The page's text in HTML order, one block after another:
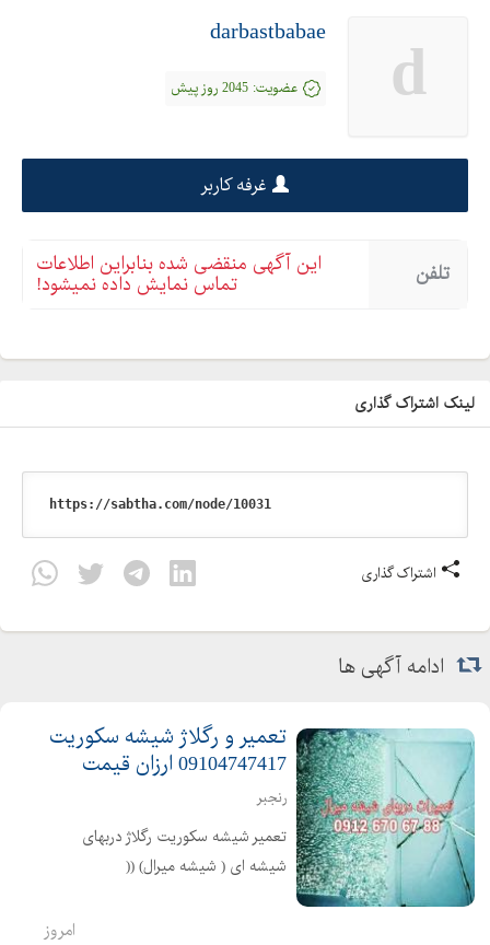
d
darbastbabae
عضویت: 2045 روز پیش
غرفه کاربر
تلفن این آگهی منقضی شده بنابراین اطلاعات
تماس نمایش داده نمیشود!
لینک اشتراک گذاری
اشتراک گذاری
ادامه آگهی ها
تعمیر و رگلاژ شیشه سکوریت
09104747417 ارزان قیمت
رنجبر
تعمیر شیشه سکوریت رگلاژ دربهای
شیشه ای ( شیشه میرال) ((
تهران )) تعمیرات لولای دربهای شیشه ای
امروز